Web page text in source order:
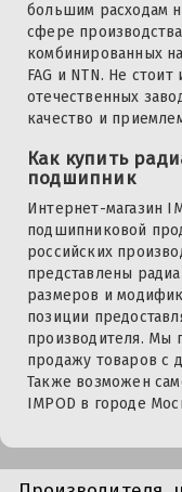
большим расходам
сфере
комбинированных
FAG и NTN. Не
отечественных
качество и
Как купить
подшипник
Интернет-магазин
подшипниковой
российских
представлены
размеров и
позиции
производителя. Мы
продажу товаров с
Также возможен
IMPOD в городе